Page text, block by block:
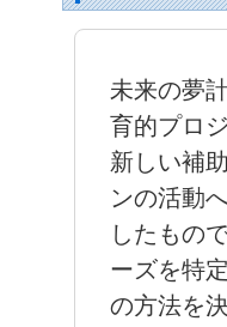
未来の夢
育的プロ
新しい補
ンの活動
したもの
ーズを特
の方法を